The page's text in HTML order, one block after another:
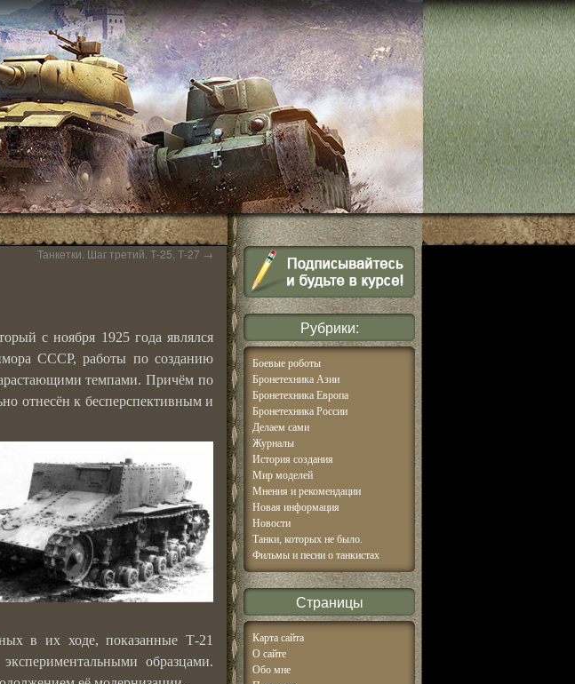
Танкетки. Шаг третий. Т-25, Т-27 →
с ноября 1925 года являлся
СССР, работы по созданию
темпами. Причём по
отнесён к бесперспективным и
в их ходе, показанные Т-21
образцами.
Рубрики:
Боевые роботы
Бронетехника Азии
Бронетехника Европа
Бронетехника России
Делаем сами
Журналы
История создания
Мир моделей
Мнения и рекомендации
Новая информация
Новости
Танки, которых не было.
Фильмы и песни о танкистах
Страницы
Карта сайта
О сайте
Обо мне